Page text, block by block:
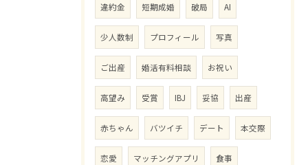
違約金 短期成婚 破局 AI
少人数制 プロフィール 写真
ご出産 婚活有料相談 お祝い
高望み 受賞 IBJ 妥協 出産
赤ちゃん バツイチ デート 本交際
恋愛 マッチングアプリ 食事